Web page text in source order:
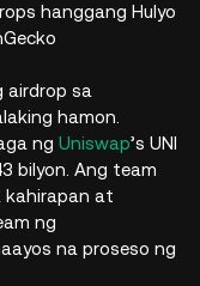
hanggang Hulyo
airdrop sa
hamon.
ng Uniswap’s UNI
bilyon. Ang team
kahirapan at
ng
na proseso ng